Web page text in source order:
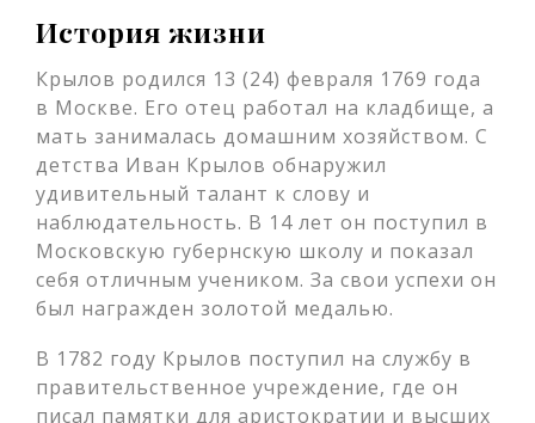
История жизни
Крылов родился 13 (24) февраля 1769 года
в Москве. Его отец работал на кладбище, а
мать занималась домашним хозяйством. С
детства Иван Крылов обнаружил
удивительный талант к слову и
наблюдательность. В 14 лет он поступил в
Московскую губернскую школу и показал
себя отличным учеником. За свои успехи он
был награжден золотой медалью.
В 1782 году Крылов поступил на службу в
правительственное учреждение, где он
писал памятки для аристократии и высших